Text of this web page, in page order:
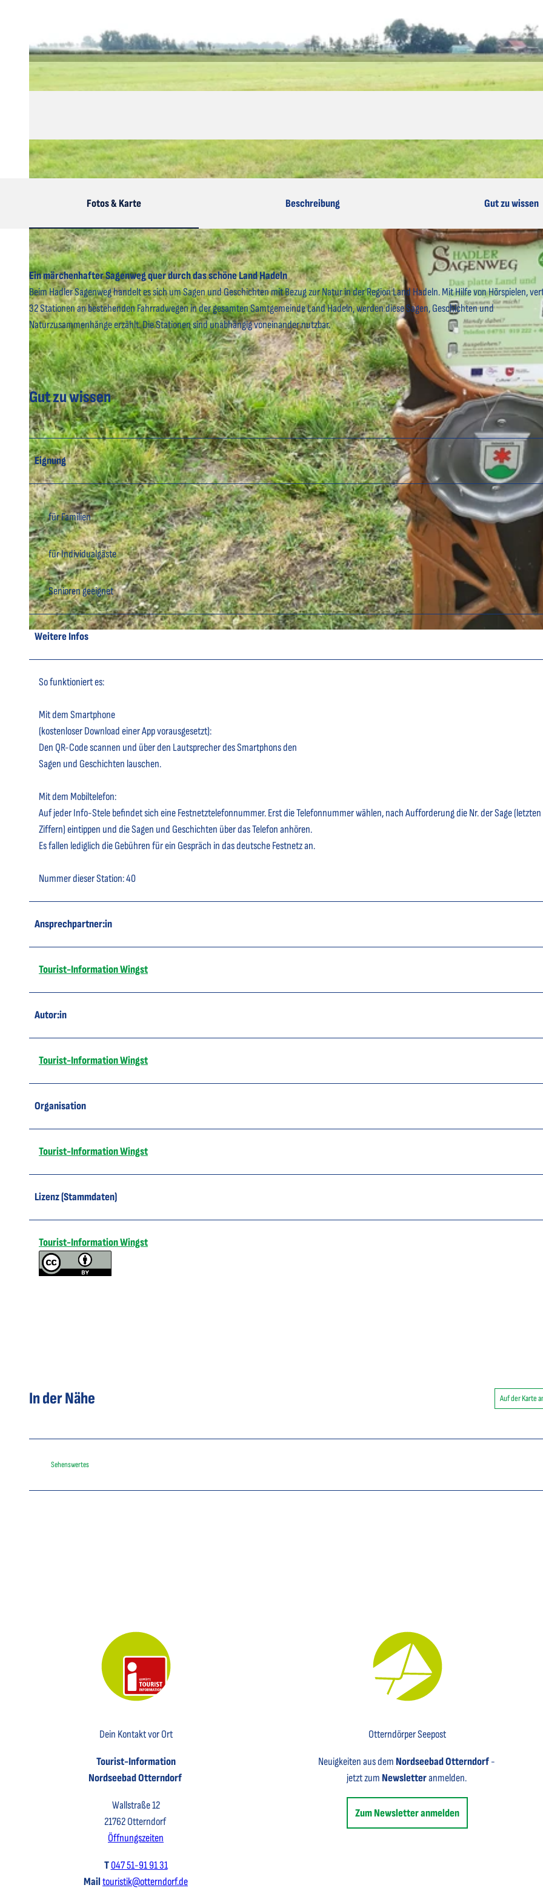
© A. Brüning |CC-BY
© A. Brüning | CC-BY
Fotos & Karte Beschreibung Gut zu wissen
Ein märchenhafter Sagenweg quer durch das schöne Land Hadeln
Beim Hadler Sagenweg handelt es sich um Sagen und Geschichten mit Bezug zur Natur in der Region Land Hadeln. Mit Hilfe von Hörspielen,
32 Stationen an bestehenden Fahrradwegen in der gesamten Samtgemeinde Land Hadeln, werden diese Sagen, Geschichten und
Naturzusammenhänge erzählt. Die Stationen sind unabhängig voneinander nutzbar.
Gut zu wissen
Eignung
für Familien
für Individualgäste
Senioren geeignet
Weitere Infos
So funktioniert es:
Mit dem Smartphone
(kostenloser Download einer App vorausgesetzt):
Den QR-Code scannen und über den Lautsprecher des Smartphons den
Sagen und Geschichten lauschen.
Mit dem Mobiltelefon:
Auf jeder Info-Stele befindet sich eine Festnetztelefonnummer. Erst die Telefonnummer wählen, nach Aufforderung die Nr. der Sage (letzten
Ziffern) eintippen und die Sagen und Geschichten über das Telefon anhören.
Es fallen lediglich die Gebühren für ein Gespräch in das deutsche Festnetz an.
Nummer dieser Station: 40
Ansprechpartner:in
Tourist-Information Wingst
Autor:in
Tourist-Information Wingst
Organisation
Tourist-Information Wingst
Lizenz (Stammdaten)
Tourist-Information Wingst
In der Nähe Auf der Karte
Sehenswertes
Dein Kontakt vor Ort
Tourist-Information
Nordseebad Otterndorf
Wallstraße 12
21762 Otterndorf
Öffnungszeiten
T047 51-91 91 31
Mailtouristik@otterndorf.de
Otterndörper Seepost
Neuigkeiten aus dem Nordseebad Otterndorf-
jetzt zum Newsletteranmelden.
Zum Newsletter anmelden